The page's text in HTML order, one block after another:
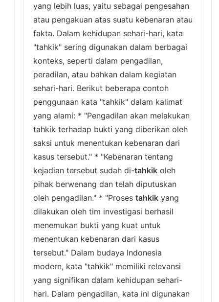
yang lebih luas, yaitu sebagai pengesahan
atau pengakuan atas suatu kebenaran atau
fakta. Dalam kehidupan sehari-hari, kata
"tahkik" sering digunakan dalam berbagai
konteks, seperti dalam pengadilan,
peradilan, atau bahkan dalam kegiatan
sehari-hari. Berikut beberapa contoh
penggunaan kata "tahkik" dalam kalimat
yang alami: * "Pengadilan akan melakukan
tahkik terhadap bukti yang diberikan oleh
saksi untuk menentukan kebenaran dari
kasus tersebut." * "Kebenaran tentang
kejadian tersebut sudah di-tahkik oleh
pihak berwenang dan telah diputuskan
oleh pengadilan." * "Proses tahkik yang
dilakukan oleh tim investigasi berhasil
menemukan bukti yang kuat untuk
menentukan kebenaran dari kasus
tersebut." Dalam budaya Indonesia
modern, kata "tahkik" memiliki relevansi
yang signifikan dalam kehidupan sehari-
hari. Dalam pengadilan, kata ini digunakan